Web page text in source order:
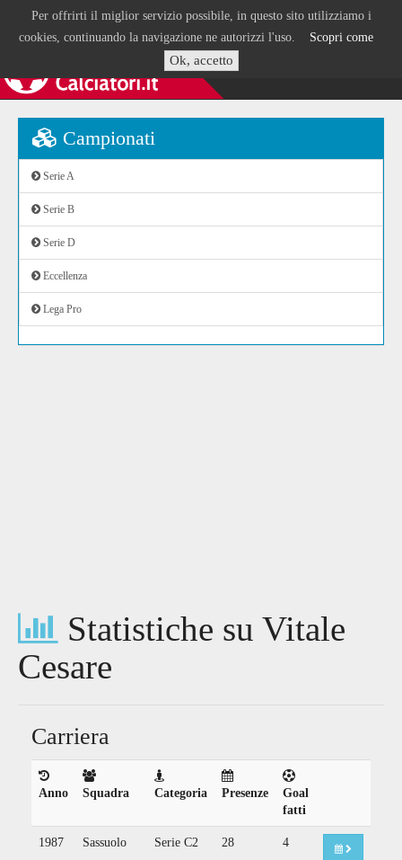
Per offrirti il miglior servizio possibile, in questo sito utilizziamo i
cookies, continuando la navigazione ne autorizzi l'uso. Scopri come
Ok, accetto
Campionati
Serie A
Serie B
Serie D
Eccellenza
Lega Pro
Statistiche su Vitale
Cesare
Carriera
Anno Squadra Categoria Presenze
Goal
fatti
1987 Sassuolo Serie C2 28 4